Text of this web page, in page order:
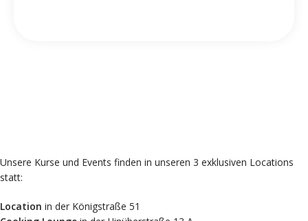
Unsere Kurse und Events finden in unseren 3 exklusiven Locations
statt:
Location in der Königstraße 51